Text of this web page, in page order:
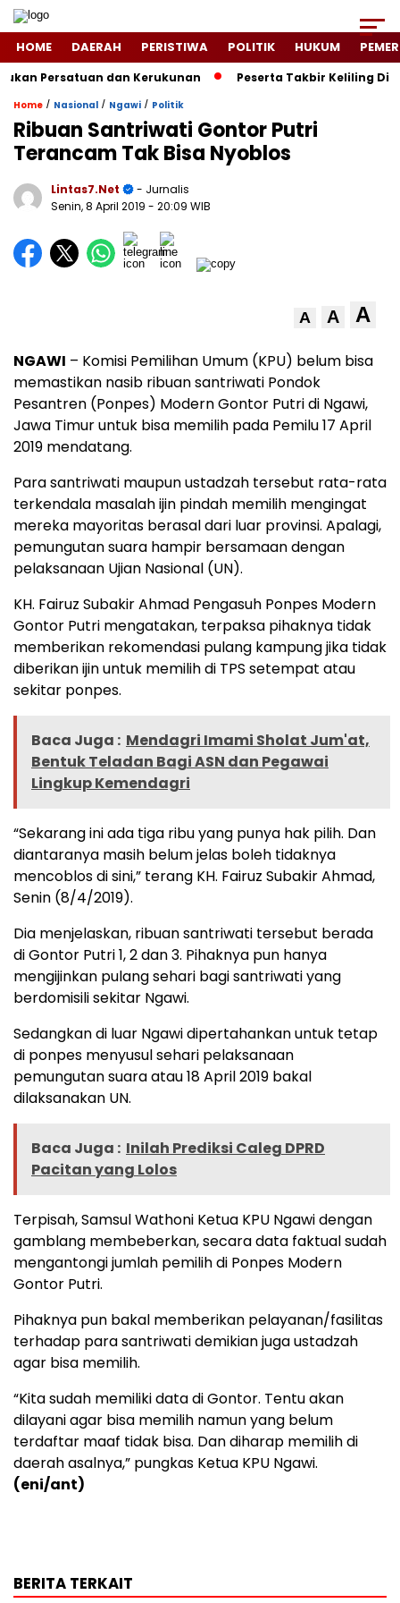
HOME DAERAH PERISTIWA POLITIK HUKUM
Persatuan dan Kerukunan Peserta Takbir Keliling Di
Home / Nasional / Ngawi / Politik
Ribuan Santriwati Gontor Putri
Terancam Tak Bisa Nyoblos
Lintas7.net
- Jurnalis
Senin, 8 April 2019 - 20:09 WIB
A A A
NGAWI – Komisi Pemilihan Umum (KPU) belum bisa
memastikan nasib ribuan santriwati Pondok
Pesantren (Ponpes) Modern Gontor Putri di Ngawi,
Jawa Timur untuk bisa memilih pada Pemilu 17 April
2019 mendatang.
Para santriwati maupun ustadzah tersebut rata-rata
terkendala masalah ijin pindah memilih mengingat
mereka mayoritas berasal dari luar provinsi. Apalagi,
pemungutan suara hampir bersamaan dengan
pelaksanaan Ujian Nasional (UN).
KH. Fairuz Subakir Ahmad Pengasuh Ponpes Modern
Gontor Putri mengatakan, terpaksa pihaknya tidak
memberikan rekomendasi pulang kampung jika tidak
diberikan ijin untuk memilih di TPS setempat atau
sekitar ponpes.
Baca Juga : Mendagri Imami Sholat Jum'at,
Bentuk Teladan Bagi ASN dan Pegawai
Lingkup Kemendagri
“Sekarang ini ada tiga ribu yang punya hak pilih. Dan
diantaranya masih belum jelas boleh tidaknya
mencoblos di sini,” terang KH. Fairuz Subakir Ahmad,
Senin (8/4/2019).
Dia menjelaskan, ribuan santriwati tersebut berada
di Gontor Putri 1, 2 dan 3. Pihaknya pun hanya
mengijinkan pulang sehari bagi santriwati yang
berdomisili sekitar Ngawi.
Sedangkan di luar Ngawi dipertahankan untuk tetap
di ponpes menyusul sehari pelaksanaan
pemungutan suara atau 18 April 2019 bakal
dilaksanakan UN.
Baca Juga : Inilah Prediksi Caleg DPRD
Pacitan yang Lolos
Terpisah, Samsul Wathoni Ketua KPU Ngawi dengan
gamblang membeberkan, secara data faktual sudah
mengantongi jumlah pemilih di Ponpes Modern
Gontor Putri.
Pihaknya pun bakal memberikan pelayanan/fasilitas
terhadap para santriwati demikian juga ustadzah
agar bisa memilih.
“Kita sudah memiliki data di Gontor. Tentu akan
dilayani agar bisa memilih namun yang belum
terdaftar maaf tidak bisa. Dan diharap memilih di
daerah asalnya,” pungkas Ketua KPU Ngawi.
(eni/ant)
BERITA TERKAIT